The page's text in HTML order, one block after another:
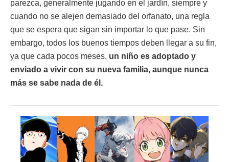
parezca, generalmente jugando en el jardín, siempre y
cuando no se alejen demasiado del orfanato, una regla
que se espera que sigan sin importar lo que pase. Sin
embargo, todos los buenos tiempos deben llegar a su fin,
ya que cada pocos meses, un niño es adoptado y
enviado a vivir con su nueva familia, aunque nunca
más se sabe nada de él.